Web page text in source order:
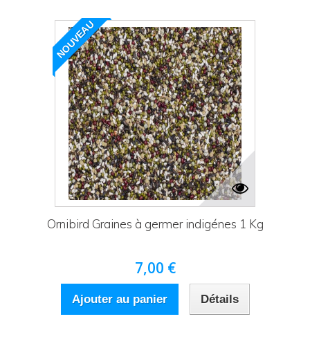
NOUVEAU
Ornibird Graines à germer indigénes 1 Kg
7,00 €
Ajouter au panier Détails